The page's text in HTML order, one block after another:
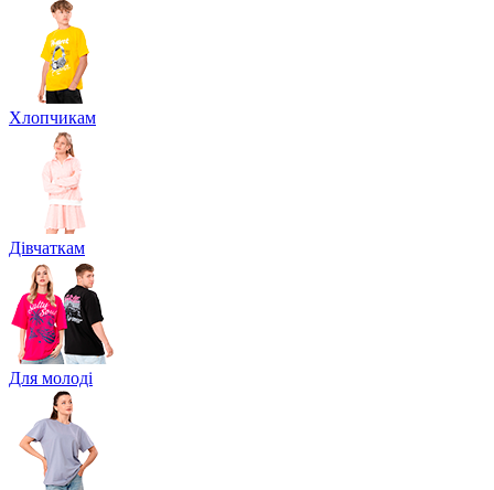
Хлопчикам
Дівчаткам
Для молоді